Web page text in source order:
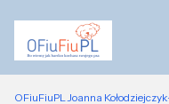
OFiuFiuPL Joanna